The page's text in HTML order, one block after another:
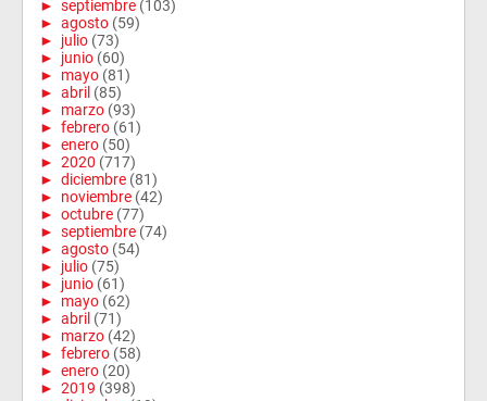
► septiembre (103)
► agosto (59)
► julio (73)
► junio (60)
► mayo (81)
► abril (85)
► marzo (93)
► febrero (61)
► enero (50)
► 2020 (717)
► diciembre (81)
► noviembre (42)
► octubre (77)
► septiembre (74)
► agosto (54)
► julio (75)
► junio (61)
► mayo (62)
► abril (71)
► marzo (42)
► febrero (58)
► enero (20)
► 2019 (398)